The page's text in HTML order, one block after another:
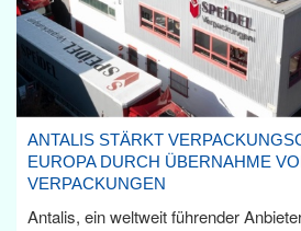
ANTALIS STÄRKT
EUROPA DURCH ÜBERNAHME
VERPACKUNGEN
Antalis, ein weltweit führender